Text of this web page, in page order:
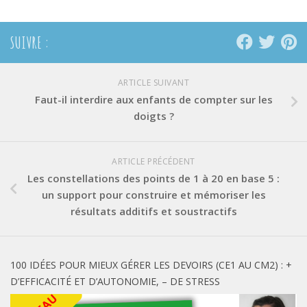
SUIVRE :
ARTICLE SUIVANT
Faut-il interdire aux enfants de compter sur les
doigts ?
ARTICLE PRÉCÉDENT
Les constellations des points de 1 à 20 en base 5 :
un support pour construire et mémoriser les
résultats additifs et soustractifs
100 IDÉES POUR MIEUX GÉRER LES DEVOIRS (CE1 AU CM2) : +
D’EFFICACITÉ ET D’AUTONOMIE, – DE STRESS